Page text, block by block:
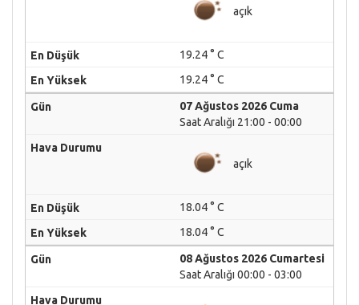
açık
19.24 ° C
19.24 ° C
07 Ağustos 2026 Cuma
Saat Aralığı 21:00 - 00:00
açık
18.04 ° C
18.04 ° C
08 Ağustos 2026 Cumartesi
Saat Aralığı 00:00 - 03:00